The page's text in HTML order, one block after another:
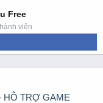
Free
viên
HỖ TRỢ GAME